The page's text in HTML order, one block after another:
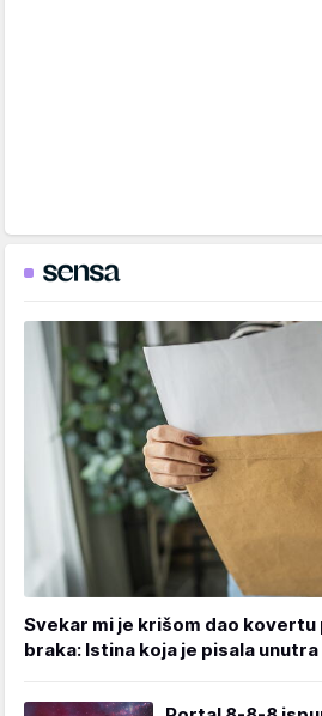
Svekar mi je krišom dao
braka: Istina koja je pisala